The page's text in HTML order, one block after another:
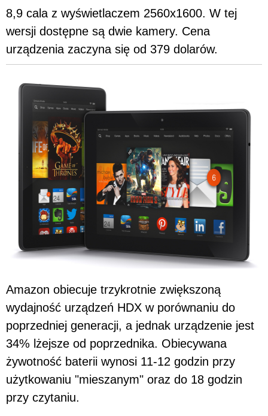
8,9 cala z wyświetlaczem 2560x1600. W tej
wersji dostępne są dwie kamery. Cena
urządzenia zaczyna się od 379 dolarów.
Amazon obiecuje trzykrotnie zwiększoną
wydajność urządzeń HDX w porównaniu do
poprzedniej generacji, a jednak urządzenie jest
34% lżejsze od poprzednika. Obiecywana
żywotność baterii wynosi 11-12 godzin przy
użytkowaniu "mieszanym" oraz do 18 godzin
przy czytaniu.